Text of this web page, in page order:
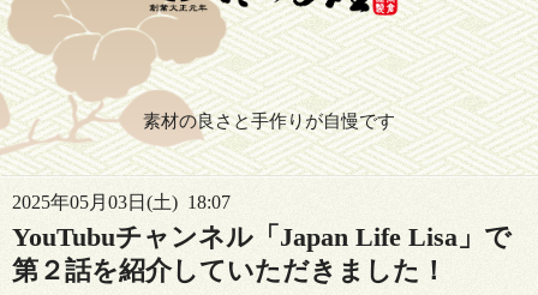
素材の良さと手作りが自慢です
2025年05月03日(土) 18:07
YouTubuチャンネル「Japan Life Lisa」で
第２話を紹介していただきました！